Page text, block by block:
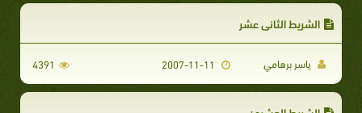
الشريط الثاني عشر
ياسر برهامي 4391